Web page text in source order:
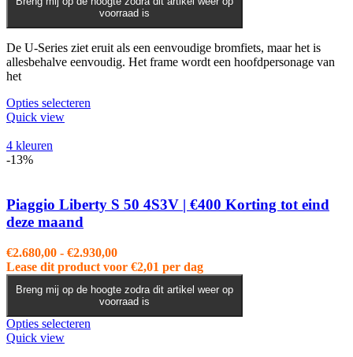
productpagina
voorraad is
De U-Series ziet eruit als een eenvoudige bromfiets, maar het is
allesbehalve eenvoudig. Het frame wordt een hoofdpersonage van
het
Opties selecteren
kan
gekozen
de
productpagina
Quick view
4 kleuren
-13%
Piaggio Liberty S 50 4S3V | €400 Korting tot eind
deze maand
€2.680,00 - €2.930,00Prijsklasse:
€2.680,00
tot
€2.930,00
Lease dit product voor €2,01 per dag
Breng mij op de hoogte zodra dit artikel weer op
voorraad is
Opties selecteren
Quick view